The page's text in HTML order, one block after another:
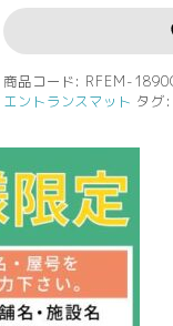
ン
ス
マ
ッ
ト
リ
ー
ン
RFEM-
1890GN
個
商品コード: RFEM-
エントランスマット タグ: